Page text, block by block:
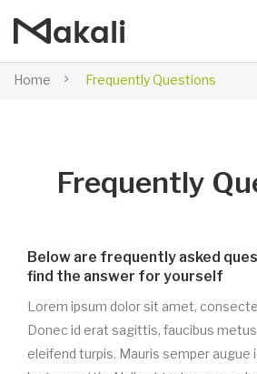
Home Frequently Questions
Frequently
Below are frequently asked
find the answer for yourself
Lorem ipsum dolor sit amet,
Donec id erat sagittis, faucibus
eleifend turpis. Mauris semper augue